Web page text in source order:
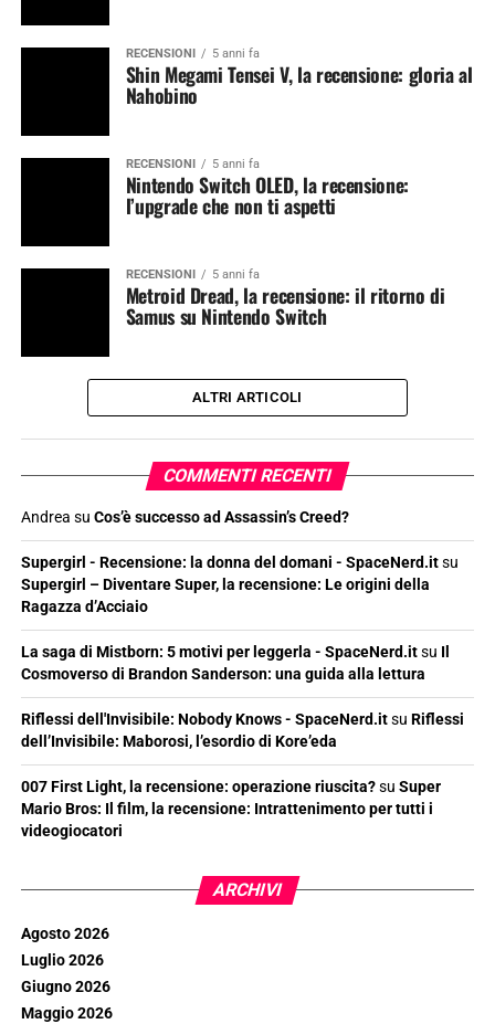
RECENSIONI 5 anni fa
Shin Megami Tensei V, la recensione: gloria al
Nahobino
RECENSIONI 5 anni fa
Nintendo Switch OLED, la recensione:
l’upgrade che non ti aspetti
RECENSIONI 5 anni fa
Metroid Dread, la recensione: il ritorno di
Samus su Nintendo Switch
ALTRI ARTICOLI
COMMENTI RECENTI
Andrea su Cos’è successo ad Assassin’s Creed?
Supergirl - Recensione: la donna del domani - SpaceNerd.itsu
Supergirl – Diventare Super, la recensione: Le origini della
Ragazza d’Acciaio
La saga di Mistborn: 5 motivi per leggerla - SpaceNerd.itsu Il
Cosmoverso di Brandon Sanderson: una guida alla lettura
Riflessi dell'Invisibile: Nobody Knows - SpaceNerd.itsu Riflessi
dell’Invisibile: Maborosi, l’esordio di Kore’eda
007 First Light, la recensione: operazione riuscita?su Super
Mario Bros: Il film, la recensione: Intrattenimento per tutti i
videogiocatori
ARCHIVI
Agosto 2026
Luglio 2026
Giugno 2026
Maggio 2026